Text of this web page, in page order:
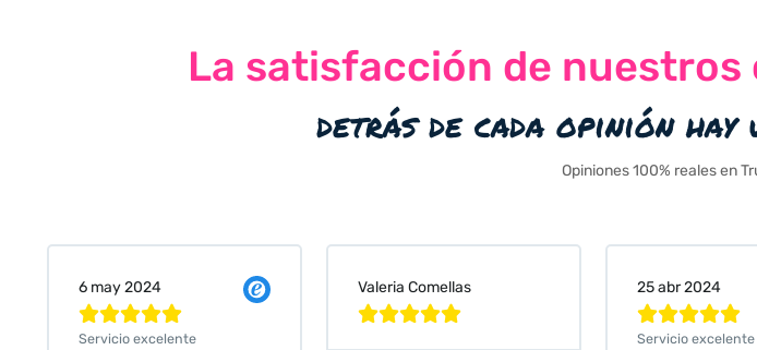
La satisfacción de
detrás de cada opinión
Opiniones 100% reales en
Valeria Comellas

25 abr 2024

Cristina Martin
